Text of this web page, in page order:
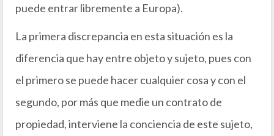
puede entrar libremente a Europa).
La primera discrepancia en esta situación es la
diferencia que hay entre objeto y sujeto, pues con
el primero se puede hacer cualquier cosa y con el
segundo, por más que medie un contrato de
propiedad, interviene la conciencia de este sujeto,